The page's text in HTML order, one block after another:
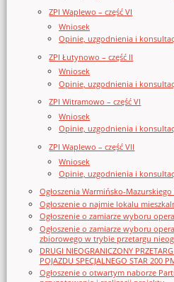
ZPI Waplewo – część VI
Wniosek
Opinie, uzgodnienia i
ZPI Łutynowo – część II
Wniosek
Opinie, uzgodnienia i
ZPI Witramowo – część VI
Wniosek
Opinie, uzgodnienia i
ZPI Waplewo – część VII
Wniosek
Opinie, uzgodnienia i
Ogłoszenia Warmińsko-
Ogłoszenie o najmie lokalu
Ogłoszenie o zamiarze wyboru
Ogłoszenie o zamiarze wyboru
zbiorowego w trybie przetargu
DRUGI NIEOGRANICZONY
POJAZDU SPECJALNEGO STAR 200
Ogłoszenie o otwartym naborze